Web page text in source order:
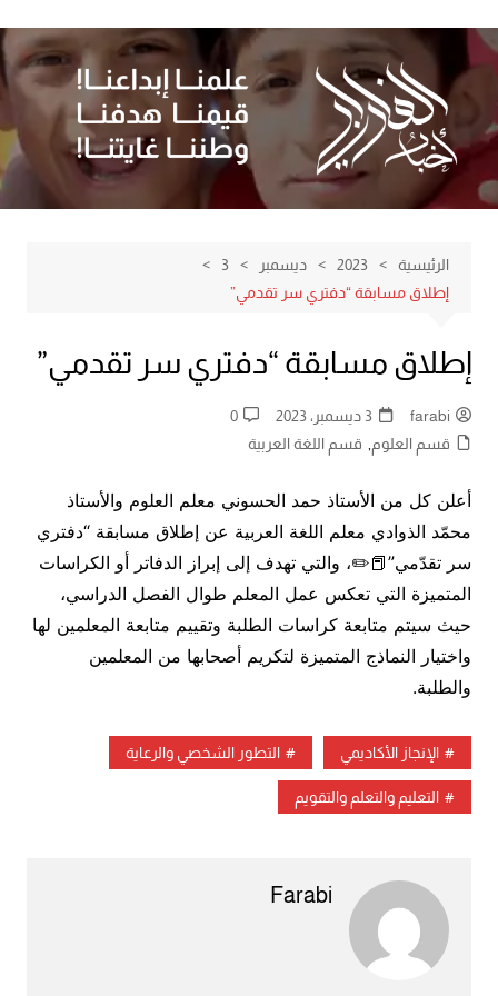
إلى
المحتوى
الرئيسية 2023 ديسمبر
3
إطلاق مسابقة “دفتري سر تقدمي”
إطلاق مسابقة “دفتري سر تقدمي”
farabi 3 ديسمبر، 2023
0
قسم العلوم, قسم اللغة العربية
أعلن كل من الأستاذ حمد الحسوني معلم العلوم والأستاذ
محمّد الذوادي معلم اللغة العربية عن إطلاق مسابقة “دفتري
سر تقدّمي”📕✏️، والتي تهدف إلى إبراز الدفاتر أو الكراسات
المتميزة التي تعكس عمل المعلم طوال الفصل الدراسي،
حيث سيتم متابعة كراسات الطلبة وتقييم متابعة المعلمين لها
واختيار النماذج المتميزة لتكريم أصحابها من المعلمين
والطلبة.
الإنجاز الأكاديمي التطور الشخصي والرعاية
التعليم والتعلم والتقويم
Farabi